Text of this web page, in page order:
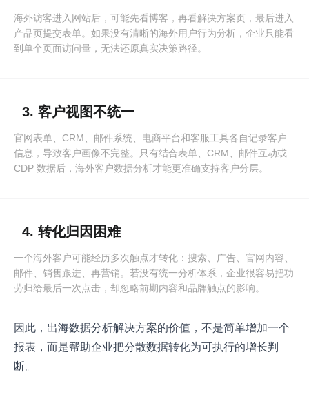
海外访客进入网站后，可能先看博客，再看解决方案页，最后进入
产品页提交表单。如果没有清晰的海外用户行为分析，企业只能看
到单个页面访问量，无法还原真实决策路径。
3. 客户视图不统一
官网表单、CRM、邮件系统、电商平台和客服工具各自记录客户
信息，导致客户画像不完整。只有结合表单、CRM、邮件互动或
CDP 数据后，海外客户数据分析才能更准确支持客户分层。
4. 转化归因困难
一个海外客户可能经历多次触点才转化：搜索、广告、官网内容、
邮件、销售跟进、再营销。若没有统一分析体系，企业很容易把功
劳归给最后一次点击，却忽略前期内容和品牌触点的影响。
因此，出海数据分析解决方案的价值，不是简单增加一个
报表，而是帮助企业把分散数据转化为可执行的增长判
断。